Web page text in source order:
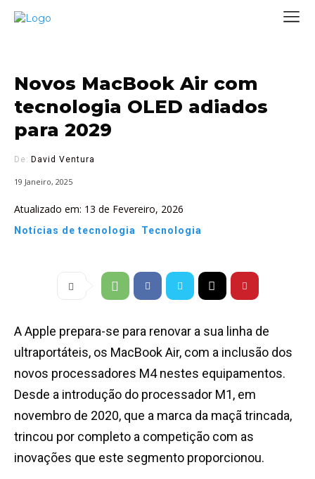
Novos MacBook Air com
tecnologia OLED adiados
para 2029
De: David Ventura
19 Janeiro, 2025
Atualizado em: 13 de Fevereiro, 2026
Notícias de tecnologia Tecnologia
A Apple prepara-se para renovar a sua linha de
ultraportáteis, os MacBook Air, com a inclusão dos
novos processadores M4 nestes equipamentos.
Desde a introdução do processador M1, em
novembro de 2020, que a marca da maçã trincada,
trincou por completo a competição com as
inovações que este segmento proporcionou.